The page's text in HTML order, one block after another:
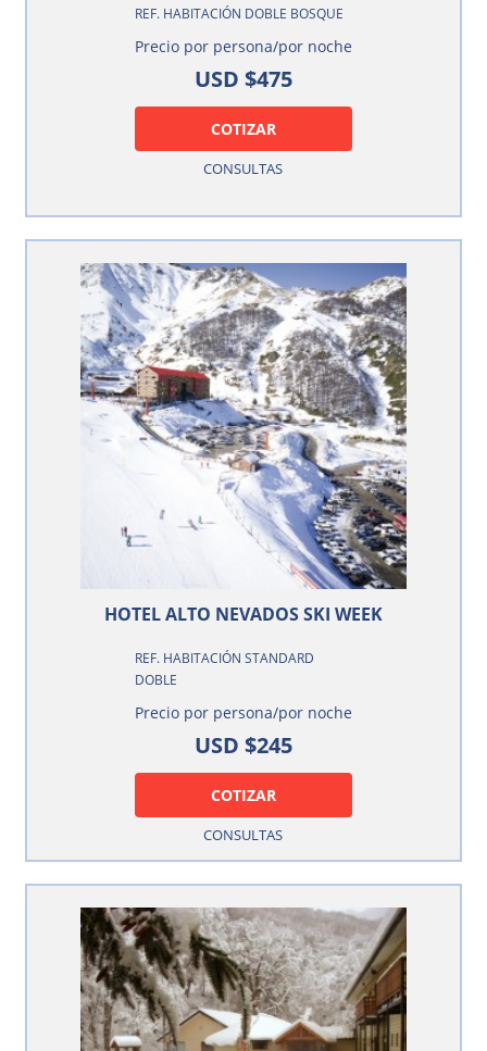
REF. HABITACIÓN DOBLE BOSQUE
Precio por persona/por noche
USD $475
COTIZAR
CONSULTAS
HOTEL ALTO NEVADOS SKI WEEK
REF. HABITACIÓN STANDARD
DOBLE
Precio por persona/por noche
USD $245
COTIZAR
CONSULTAS